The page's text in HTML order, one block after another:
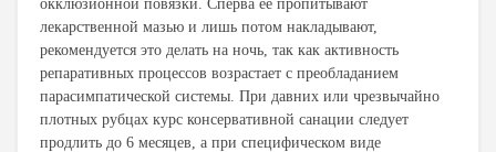
окклюзионной повязки. Сперва ее пропитывают
лекарственной мазью и лишь потом накладывают,
рекомендуется это делать на ночь, так как активность
репаративных процессов возрастает с преобладанием
парасимпатической системы. При давних или чрезвычайно
плотных рубцах курс консервативной санации следует
продлить до 6 месяцев, а при специфическом виде